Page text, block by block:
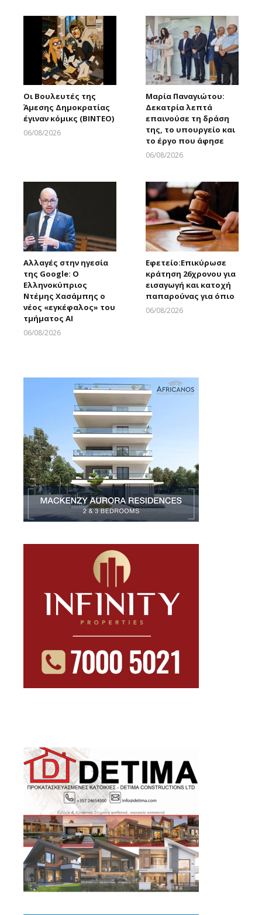
Οι Βουλευτές της
Άμεσης Δημοκρατίας
έγιναν κόμικς (ΒΙΝΤΕΟ)
06/08/2026
Μαρία Παναγιώτου:
Δεκατρία λεπτά
επαινούσε τη δράση
της, το υπουργείο και
το έργο που άφησε
06/08/2026
Αλλαγές στην ηγεσία
της Google: Ο
Ελληνοκύπριος
Ντέμης Χασάμπης ο
νέος «εγκέφαλος» του
τμήματος AI
06/08/2026
Εφετείο:Eπικύρωσε
κράτηση 26χρονου για
εισαγωγή και κατοχή
παπαρούνας για όπιο
06/08/2026